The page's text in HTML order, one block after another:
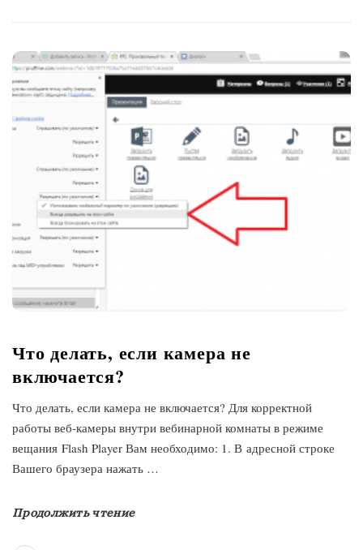
Что делать, если камера не
включается?
Что делать, если камера не включается? Для корректной
работы веб-камеры внутри вебинарной комнаты в режиме
вещания Flash Player Вам необходимо: 1. В адресной строке
Вашего браузера нажать …
Продолжить чтение